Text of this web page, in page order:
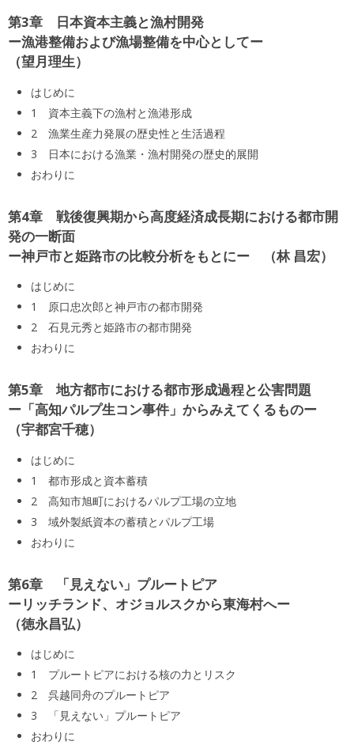
第3章 日本資本主義と漁村開発
ー漁港整備および漁場整備を中心としてー
望月理生
はじめに
1 資本主義下の漁村と漁港形成
2 漁業生産力発展の歴史性と生活過程
3 日本における漁業・漁村開発の歴史的展開
おわりに
第4章 戦後復興期から高度経済成長期における都市開
発の一断面
ー神戸市と姫路市の比較分析をもとにー
林 昌宏
はじめに
1 原口忠次郎と神戸市の都市開発
2 石見元秀と姫路市の都市開発
おわりに
第5章 地方都市における都市形成過程と公害問題
ー「高知パルプ生コン事件」からみえてくるものー
宇都宮千穂
はじめに
1 都市形成と資本蓄積
2 高知市旭町におけるパルプ工場の立地
3 域外製紙資本の蓄積とパルプ工場
おわりに
第6章 「見えない」プルートピア
ーリッチランド、オジョルスクから東海村へー
徳永昌弘
はじめに
1 プルートピアにおける核の力とリスク
2 呉越同舟のプルートピア
3 「見えない」プルートピア
おわりに